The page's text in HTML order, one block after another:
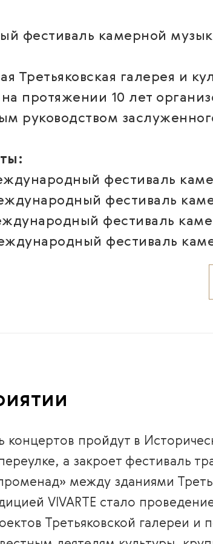
фестиваль камерной
Третьяковская галерея и
протяжении 10 лет
руководством
фестиваль
фестиваль
фестиваль
фестиваль
концертов пройдут в
а закроет фестиваль
между зданиями
VIVARTE стало
Третьяковской галереи и